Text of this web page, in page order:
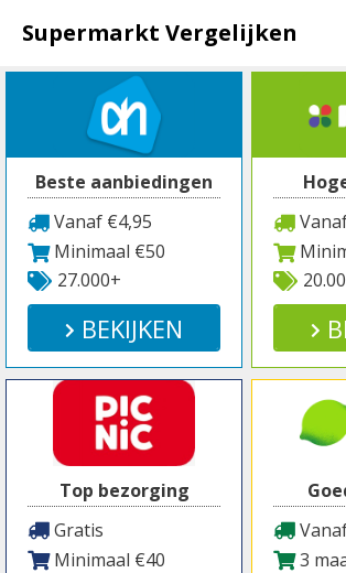
naar
inhoud
Supermarkt Vergelijken
Beste aanbiedingen
Vanaf €4,95
Minimaal €50
27.000+
BEKIJKEN
Top bezorging
Gratis
Minimaal €40
3